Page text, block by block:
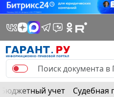
Бюджетный учет Судебная